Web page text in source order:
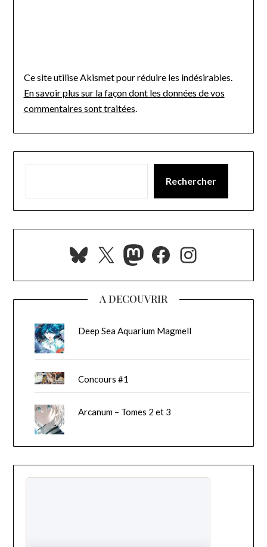
Ce site utilise Akismet pour réduire les indésirables.
En savoir plus sur la façon dont les données de vos
commentaires sont traitées.
Rechercher
Bluesky
X Mastodon
Facebook
A DECOUVRIR
Deep Sea Aquarium Magmell
Concours #1
Arcanum – Tomes 2 et 3